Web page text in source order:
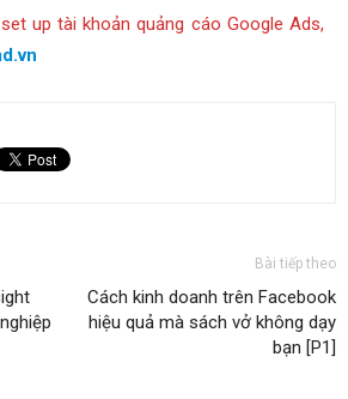
up tài khoản quảng cáo Google Ads,
Bài tiếp theo
Cách kinh doanh trên Facebook
hiệu quả mà sách vở không dạy
bạn [P1]